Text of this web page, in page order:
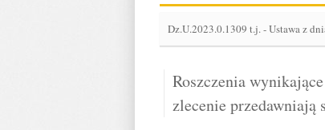
Dz.U.2023.0.1309 t.j.-Ustawa z
Roszczenia
zlecenie przedawniają